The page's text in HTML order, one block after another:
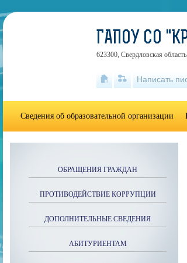
ОБРАЩЕНИЯ ГРАЖДАН
ПРОТИВОДЕЙСТВИЕ КОРРУПЦИИ
ДОПОЛНИТЕЛЬНЫЕ СВЕДЕНИЯ
АБИТУРИЕНТАМ
ГАПОУ СО
623300, Свердловская
Написать
Сведения об образовательной организации